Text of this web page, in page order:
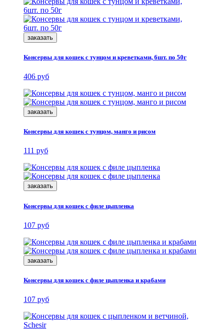
заказать
Консервы для кошек с тунцом и креветками, 6шт. по 50г
406 руб
заказать
Консервы для кошек с тунцом, манго и рисом
111 руб
заказать
Консервы для кошек с филе цыпленка
107 руб
заказать
Консервы для кошек с филе цыпленка и крабами
107 руб